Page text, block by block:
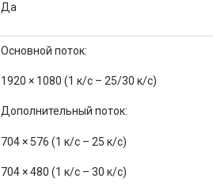
Да
Основной поток:
1920 × 1080 (1 к/с – 25/30 к/с)
Дополнительный поток:
704 × 576 (1 к/с – 25 к/с)
704 × 480 (1 к/с – 30 к/с)